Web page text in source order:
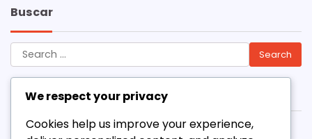
Buscar
Search
for:
Archivo
March 2026
We respect your privacy
Cookies help us improve your experience,